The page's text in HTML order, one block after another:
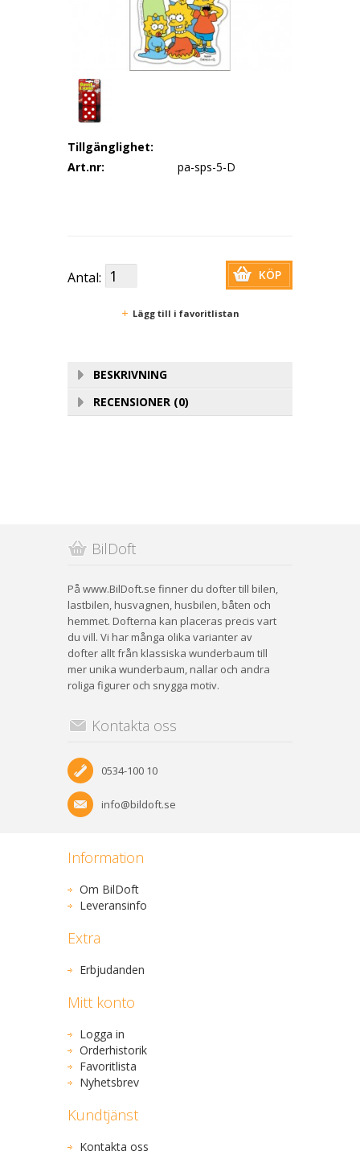
Tillgänglighet:
Art.nr:
pa-sps-5-D
Antal: KÖP
Lägg till i favoritlistan
BESKRIVNING
RECENSIONER (0)
BilDoft
På www.BilDoft.se finner du dofter till bilen,
lastbilen, husvagnen, husbilen, båten och
hemmet. Dofterna kan placeras precis vart
du vill. Vi har många olika varianter av
dofter allt från klassiska wunderbaum till
mer unika wunderbaum, nallar och andra
roliga figurer och snygga motiv.
Kontakta oss
0534-100 10
info@bildoft.se
Information
Om BilDoft
Leveransinfo
Extra
Erbjudanden
Mitt konto
Logga in
Orderhistorik
Favoritlista
Nyhetsbrev
Kundtjänst
Kontakta oss